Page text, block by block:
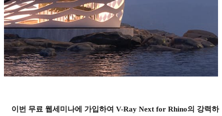
이번 무료 웹세미나에 가입하여 V-Ray Next for Rhino의 강력하